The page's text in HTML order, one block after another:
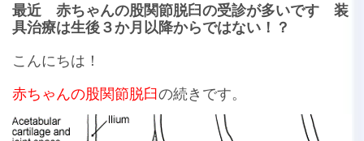
最近 赤ちゃんの股関節脱臼の受診が多いです 装
具治療は生後３か月以降からではない！？
こんにちは！
赤ちゃんの股関節脱臼の続きです。